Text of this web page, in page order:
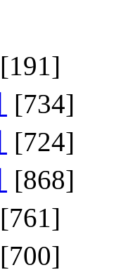
[191]
[734]
[724]
[868]
[761]
[700]